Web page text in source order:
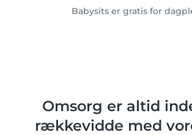
Babysits er gratis for
Omsorg er altid
rækkevidde med